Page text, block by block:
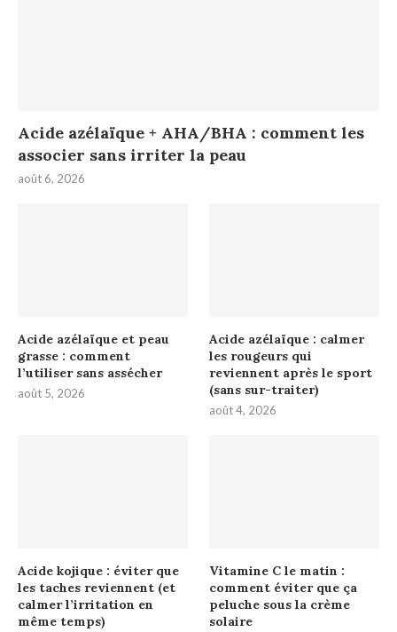
Acide azélaïque + AHA/BHA : comment les
associer sans irriter la peau
août 6, 2026
Acide azélaïque et peau
grasse : comment
l’utiliser sans assécher
août 5, 2026
Acide azélaïque : calmer
les rougeurs qui
reviennent après le sport
(sans sur-traiter)
août 4, 2026
Acide kojique : éviter que
les taches reviennent (et
calmer l’irritation en
même temps)
Vitamine C le matin :
comment éviter que ça
peluche sous la crème
solaire